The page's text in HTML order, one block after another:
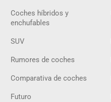
Coches híbridos y
enchufables
SUV
Rumores de coches
Comparativa de coches
Futuro